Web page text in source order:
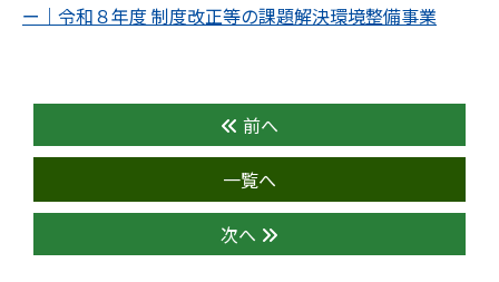
ー｜令和８年度 制度改正等の課題解決環境整備事業
前へ
一覧へ
次へ